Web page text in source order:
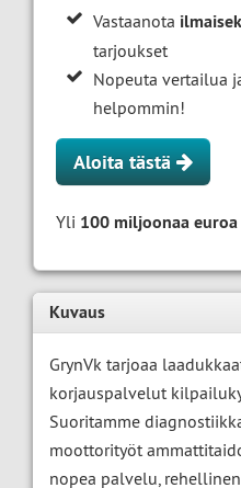
Vastaanota
tarjoukset
Nopeuta vertailua
helpommin!
Aloita tästä
Yli 100 miljoonaa euroa
Kuvaus
GrynVk tarjoaa
korjauspalvelut
Suoritamme
moottorityöt
nopea palvelu,